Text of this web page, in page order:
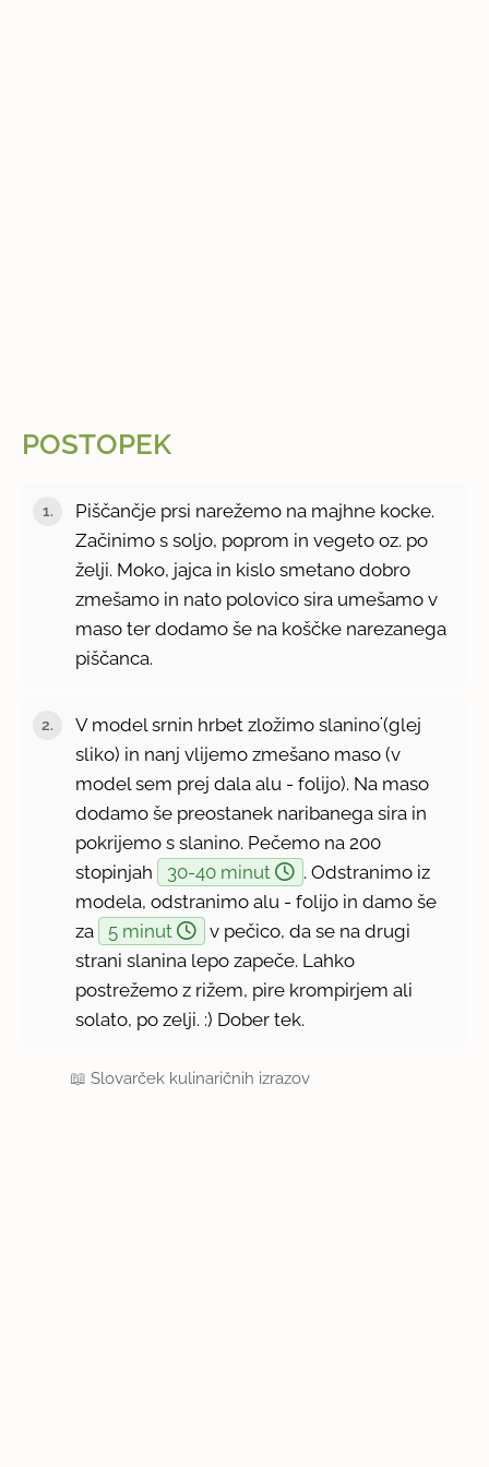
POSTOPEK
Piščančje prsi narežemo na majhne kocke.
Začinimo s soljo, poprom in vegeto oz. po
želji. Moko, jajca in kislo smetano dobro
zmešamo in nato polovico sira umešamo v
maso ter dodamo še na koščke narezanega
piščanca.
V model srnin hrbet zložimo slanino˙(glej
sliko) in nanj vlijemo zmešano maso (v
model sem prej dala alu - folijo). Na maso
dodamo še preostanek naribanega sira in
pokrijemo s slanino. Pečemo na 200
stopinjah
30-40 minut
. Odstranimo iz
modela, odstranimo alu - folijo in damo še
za
5 minut
v pečico, da se na drugi
strani slanina lepo zapeče. Lahko
postrežemo z rižem, pire krompirjem ali
solato, po zelji. :) Dober tek.
📖Slovarček kulinaričnih izrazov